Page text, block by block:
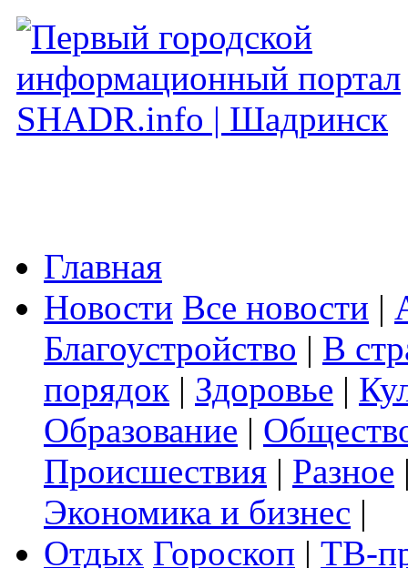
Главная
Новости Все новости |
Благоустройство | В
порядок | Здоровье |
Образование |
Происшествия | Разное
Экономика и бизнес |
Отдых Гороскоп | ТВ-